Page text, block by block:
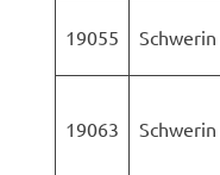
19055 Schwerin
19063 Schwerin